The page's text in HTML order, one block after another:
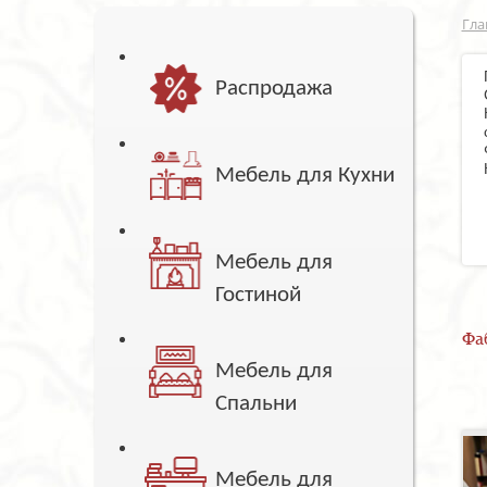
Распродажа
Мебель для Кухни
Мебель для
Гостиной
Мебель для
Спальни
Мебель для